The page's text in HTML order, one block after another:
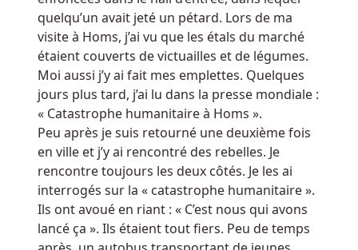
quelqu’un avait jeté un pétard. Lors de ma
visite à Homs, j’ai vu que les étals du marché
étaient couverts de victuailles et de légumes.
Moi aussi j’y ai fait mes emplettes. Quelques
jours plus tard, j’ai lu dans la presse mondiale :
« Catastrophe humanitaire à Homs ».
Peu après je suis retourné une deuxième fois
en ville et j’y ai rencontré des rebelles. Je
rencontre toujours les deux côtés. Je les ai
interrogés sur la « catastrophe humanitaire ».
Ils ont avoué en riant : « C’est nous qui avons
lancé ça ». Ils étaient tout fiers. Peu de temps